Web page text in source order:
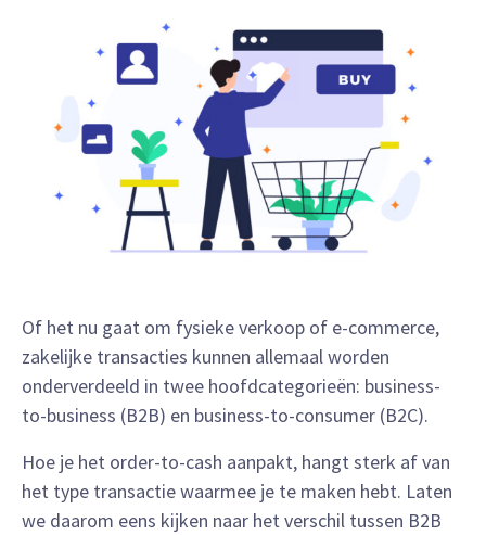
Of het nu gaat om fysieke verkoop of e-commerce,
zakelijke transacties kunnen allemaal worden
onderverdeeld in twee hoofdcategorieën: business-
to-business (B2B) en business-to-consumer (B2C).
Hoe je het order-to-cash aanpakt, hangt sterk af van
het type transactie waarmee je te maken hebt. Laten
we daarom eens kijken naar het verschil tussen B2B